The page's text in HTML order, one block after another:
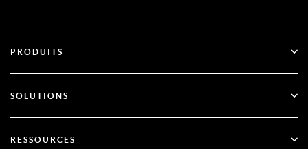
PRODUITS
SecurID
SOLUTIONS
RESSOURCES